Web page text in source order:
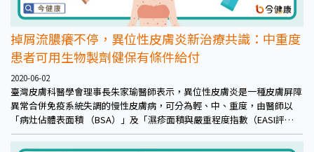
掉屑流膿癢不停，異位性皮膚炎新治療共識：中重度
患者可用生物製劑健保有條件給付
2020-06-02
臺灣皮膚科醫學會理事長朱家瑜醫師表示，異位性皮膚炎是一種皮膚屏障
異常合併免疫系統失調的慢性皮膚病，可分為輕、中、重度，由醫師以
「病灶佔體表面積 （BSA）」及「濕疹面積與嚴重程度指數（EASI評
分）」區分嚴重等級